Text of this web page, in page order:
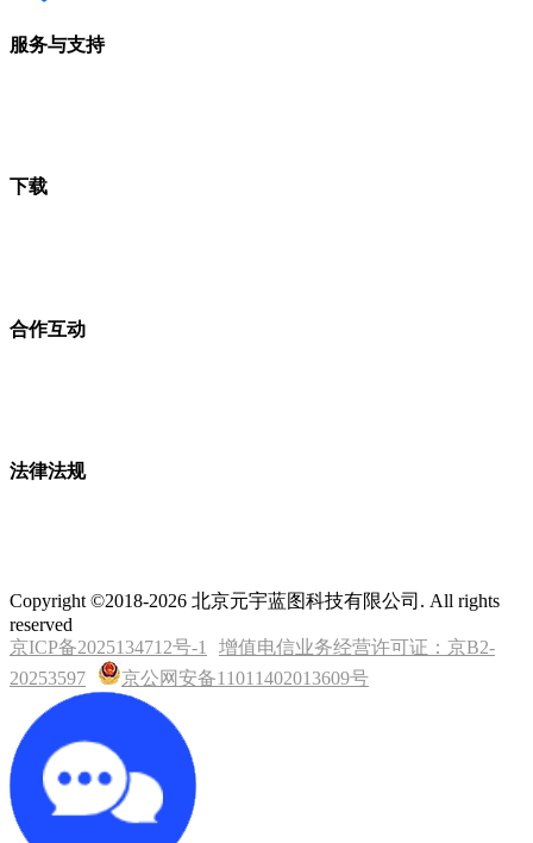
服务与支持
下载
合作互动
法律法规
Copyright ©2018-2026 北京元宇蓝图科技有限公司. All rights
reserved
京ICP备2025134712号-1
增值电信业务经营许可证：京B2-
20253597
京公网安备11011402013609号